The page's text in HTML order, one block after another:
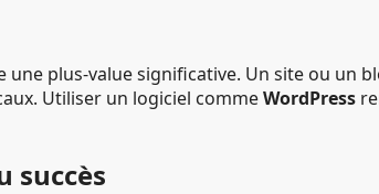
plus-value significative. Un site ou un
Utiliser un logiciel commeWordPress
succès